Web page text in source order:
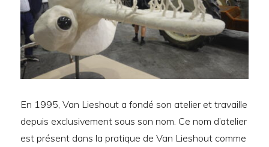
En 1995, Van Lieshout a fondé son atelier et travaille
depuis exclusivement sous son nom. Ce nom d’atelier
est présent dans la pratique de Van Lieshout comme